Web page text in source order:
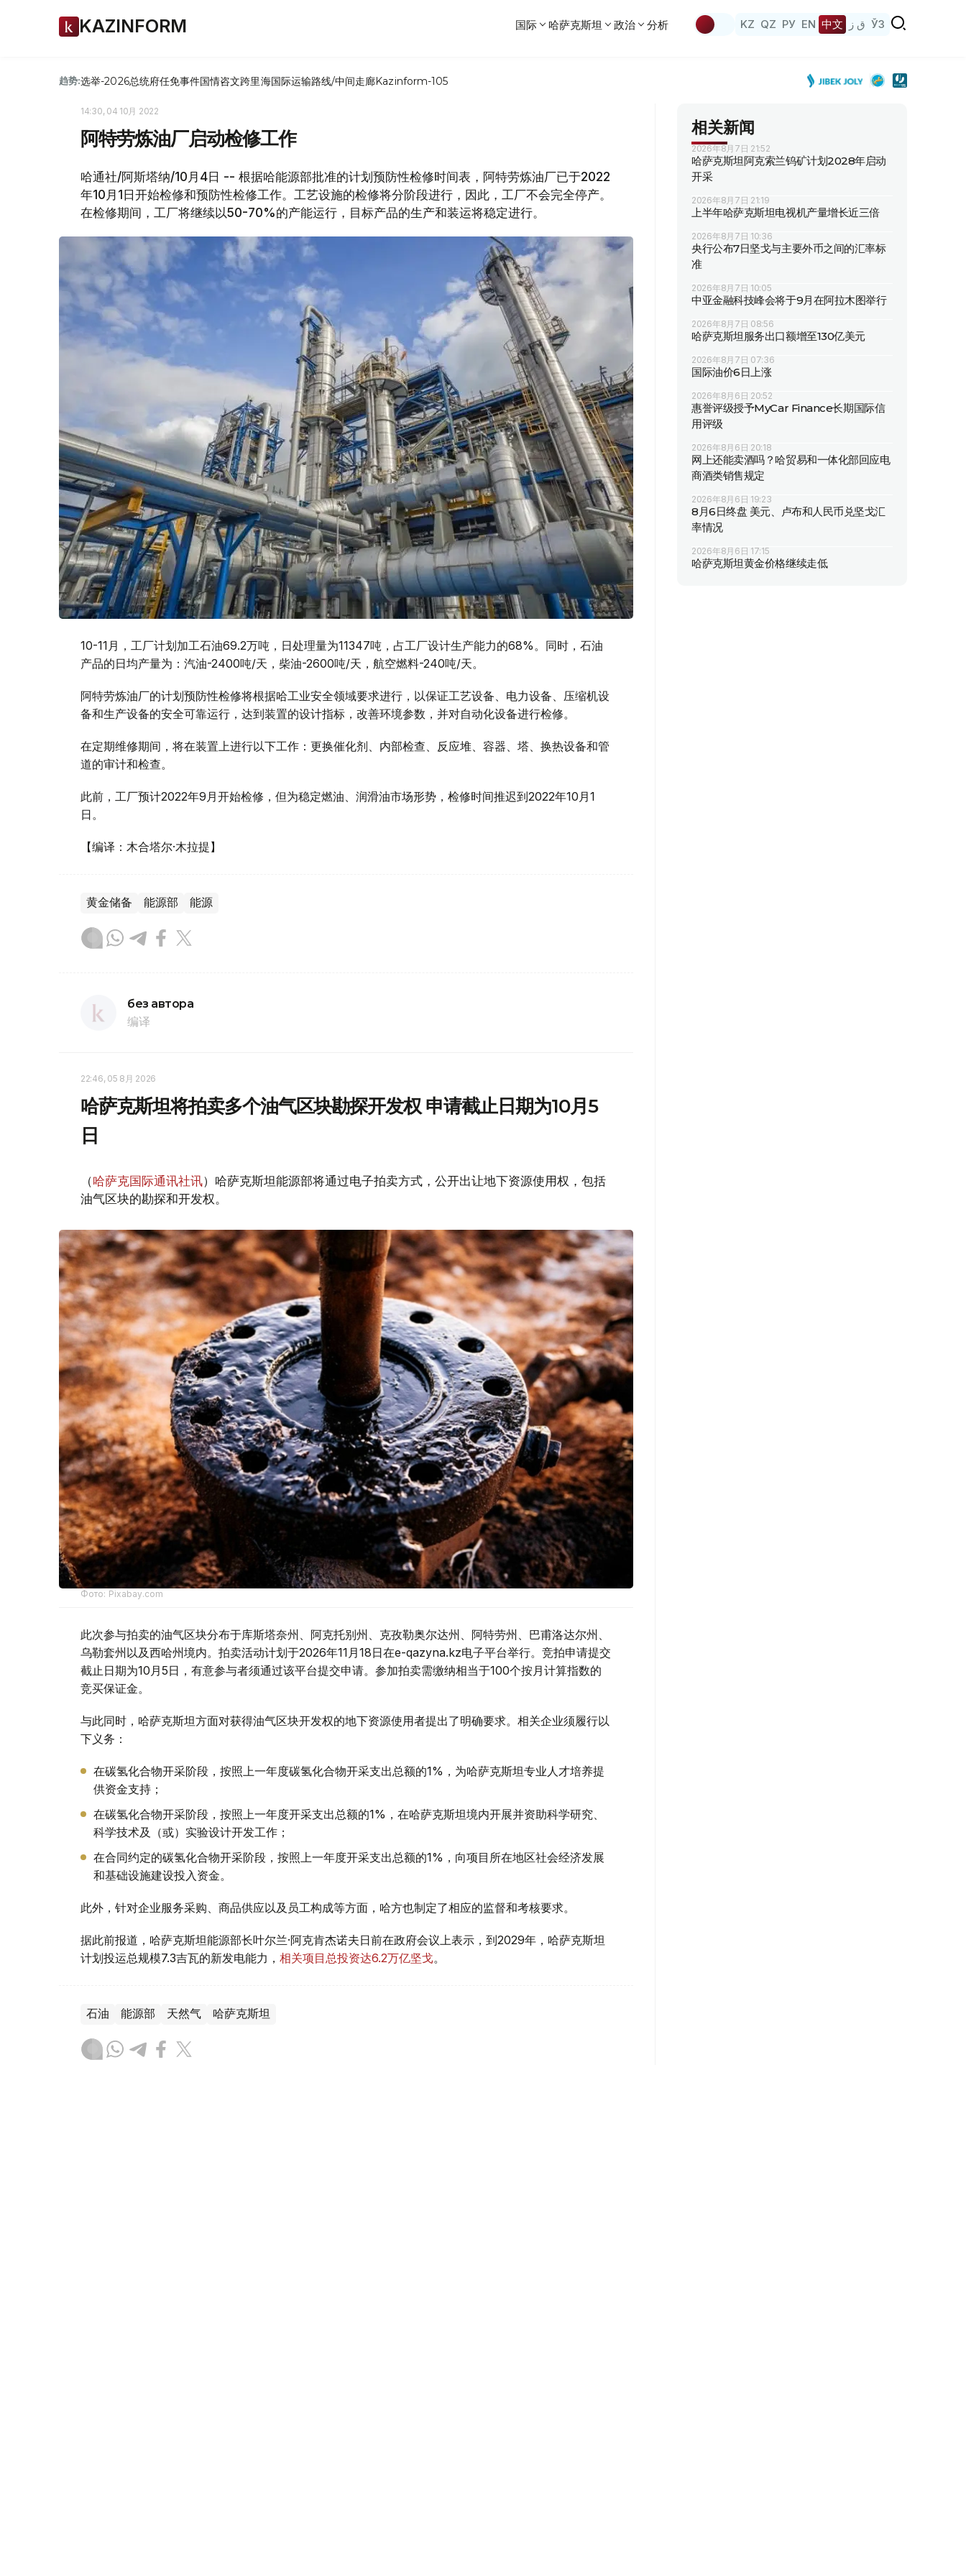
KAZINFORM 国际 哈萨克斯坦 政治 分析 KZ QZ РУ EN 中文 ق ز ЎЗ
趋势:选举-2026总统府任免事件国情咨文跨里海国际运输路线/中间走廊Kazinform-105
14:30, 04 10月 2022
阿特劳炼油厂启动检修工作
哈通社/阿斯塔纳/10月4日 -- 根据哈能源部批准的计划预防性检修时间表，阿特劳炼油厂已于2022
年10月1日开始检修和预防性检修工作。工艺设施的检修将分阶段进行，因此，工厂不会完全停产。
在检修期间，工厂将继续以50-70%的产能运行，目标产品的生产和装运将稳定进行。
10-11月，工厂计划加工石油69.2万吨，日处理量为11347吨，占工厂设计生产能力的68%。同时，石油
产品的日均产量为：汽油-2400吨/天，柴油-2600吨/天，航空燃料-240吨/天。
阿特劳炼油厂的计划预防性检修将根据哈工业安全领域要求进行，以保证工艺设备、电力设备、压缩机设
备和生产设备的安全可靠运行，达到装置的设计指标，改善环境参数，并对自动化设备进行检修。
在定期维修期间，将在装置上进行以下工作：更换催化剂、内部检查、反应堆、容器、塔、换热设备和管
道的审计和检查。
此前，工厂预计2022年9月开始检修，但为稳定燃油、润滑油市场形势，检修时间推迟到2022年10月1
日。
【编译：木合塔尔·木拉提】
黄金储备 能源部 能源
без автора
编译
22:46, 05 8月 2026
哈萨克斯坦将拍卖多个油气区块勘探开发权 申请截止日期为10月5
日
（哈萨克国际通讯社讯）哈萨克斯坦能源部将通过电子拍卖方式，公开出让地下资源使用权，包括
油气区块的勘探和开发权。
Фото: Pixabay.com
此次参与拍卖的油气区块分布于库斯塔奈州、阿克托别州、克孜勒奥尔达州、阿特劳州、巴甫洛达尔州、
乌勒套州以及西哈州境内。拍卖活动计划于2026年11月18日在e-qazyna.kz电子平台举行。竞拍申请提交
截止日期为10月5日，有意参与者须通过该平台提交申请。参加拍卖需缴纳相当于100个按月计算指数的
竞买保证金。
与此同时，哈萨克斯坦方面对获得油气区块开发权的地下资源使用者提出了明确要求。相关企业须履行以
下义务：
在碳氢化合物开采阶段，按照上一年度碳氢化合物开采支出总额的1%，为哈萨克斯坦专业人才培养提
供资金支持；
在碳氢化合物开采阶段，按照上一年度开采支出总额的1%，在哈萨克斯坦境内开展并资助科学研究、
科学技术及（或）实验设计开发工作；
在合同约定的碳氢化合物开采阶段，按照上一年度开采支出总额的1%，向项目所在地区社会经济发展
和基础设施建设投入资金。
此外，针对企业服务采购、商品供应以及员工构成等方面，哈方也制定了相应的监督和考核要求。
据此前报道，哈萨克斯坦能源部长叶尔兰·阿克肯杰诺夫日前在政府会议上表示，到2029年，哈萨克斯坦
计划投运总规模7.3吉瓦的新发电能力， 相关项目总投资达6.2万亿坚戈。
石油 能源部 天然气 哈萨克斯坦
相关新闻
2026年8月7日 21:52
哈萨克斯坦阿克索兰钨矿计划2028年启动
开采
2026年8月7日 21:19
上半年哈萨克斯坦电视机产量增长近三倍
2026年8月7日 10:36
央行公布7日坚戈与主要外币之间的汇率标
准
2026年8月7日 10:05
中亚金融科技峰会将于9月在阿拉木图举行
2026年8月7日 08:56
哈萨克斯坦服务出口额增至130亿美元
2026年8月7日 07:36
国际油价6日上涨
2026年8月6日 20:52
惠誉评级授予MyCar Finance长期国际信
用评级
2026年8月6日 20:18
网上还能卖酒吗？哈贸易和一体化部回应电
商酒类销售规定
2026年8月6日 19:23
8月6日终盘 美元、卢布和人民币兑坚戈汇
率情况
2026年8月6日 17:15
哈萨克斯坦黄金价格继续走低